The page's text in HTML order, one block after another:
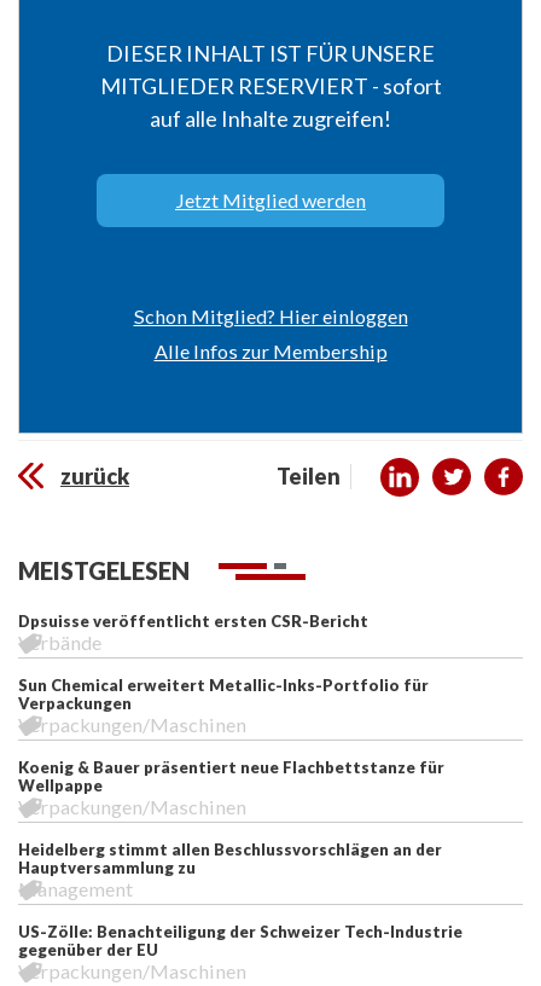
DIESER INHALT IST FÜR UNSERE
MITGLIEDER RESERVIERT - sofort
auf alle Inhalte zugreifen!
Jetzt Mitglied werden
Schon Mitglied? Hier einloggen
Alle Infos zur Membership
zurück Teilen
MEISTGELESEN
Dpsuisse veröffentlicht ersten CSR-Bericht
Verbände
Sun Chemical erweitert Metallic-Inks-Portfolio für
Verpackungen
Verpackungen/Maschinen
Koenig & Bauer präsentiert neue Flachbettstanze für
Wellpappe
Verpackungen/Maschinen
Heidelberg stimmt allen Beschlussvorschlägen an der
Hauptversammlung zu
Management
US-Zölle: Benachteiligung der Schweizer Tech-Industrie
gegenüber der EU
Verpackungen/Maschinen